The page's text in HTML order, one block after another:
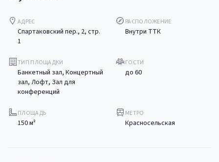
АДРЕС
Спартаковский пер., 2, стр.
1
РАСПОЛОЖЕНИЕ
Внутри ТТК
ТИП ПЛОЩАДКИ
Банкетный зал, Концертный
зал, Лофт, Зал для
конференций
ГОСТИ
до 60
ПЛОЩАДЬ
150м²
МЕТРО
Красносельская